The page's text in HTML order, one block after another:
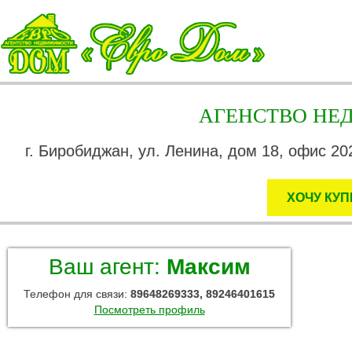
АГЕНСТВО
г. Биробиджан, ул. Ленина, дом 18, офис
ХОЧУ
Ваш агент: Максим
Телефон для связи: 89648269333, 89246401615
Посмотреть профиль